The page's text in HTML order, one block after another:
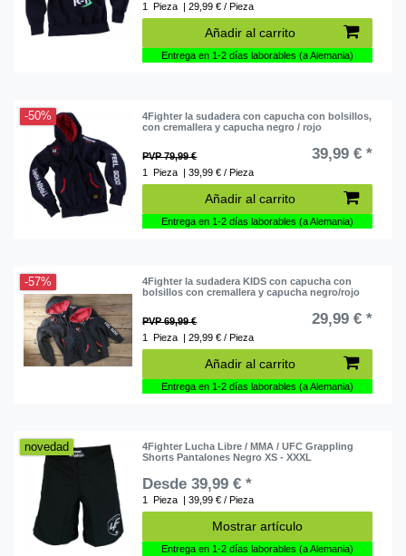
1 Pieza | 29,99 € / Pieza
Añadir al carrito
Entrega en 1-2 días laborables (a Alemania)
-50%
4Fighter la sudadera con capucha con bolsillos,
con cremallera y capucha negro / rojo
PVP 79,99 € 39,99 € *
1 Pieza | 39,99 € / Pieza
Añadir al carrito
Entrega en 1-2 días laborables (a Alemania)
-57%
4Fighter la sudadera KIDS con capucha con
bolsillos con cremallera y capucha negro/rojo
PVP 69,99 € 29,99 € *
1 Pieza | 29,99 € / Pieza
Añadir al carrito
Entrega en 1-2 días laborables (a Alemania)
novedad
4Fighter Lucha Libre / MMA / UFC Grappling
Shorts Pantalones Negro XS - XXXL
Desde 39,99 € *
1 Pieza | 39,99 € / Pieza
Mostrar artículo
Entrega en 1-2 días laborables (a Alemania)